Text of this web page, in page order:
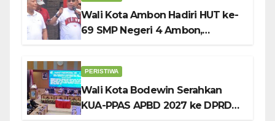
Wali Kota Ambon Hadiri HUT ke-
69 SMP Negeri 4 Ambon,
PERISTIWA
Wali Kota Bodewin Serahkan
KUA-PPAS APBD 2027 ke DPRD